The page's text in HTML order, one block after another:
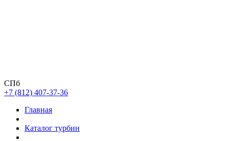
СПб
+7 (812) 407-37-36
Главная
Каталог турбин